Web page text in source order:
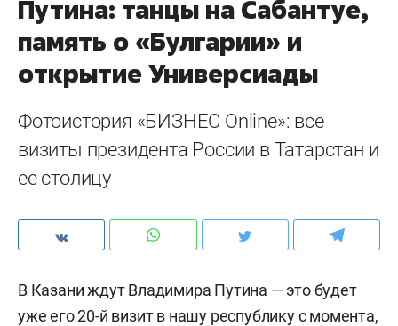
Путина: танцы на Сабантуе,
память о «Булгарии» и
открытие Универсиады
Фотоистория «БИЗНЕС Online»: все
визиты президента России в Татарстан и
ее столицу
В Казани ждут Владимира Путина — это будет
уже его 20-й визит в нашу республику с момента,